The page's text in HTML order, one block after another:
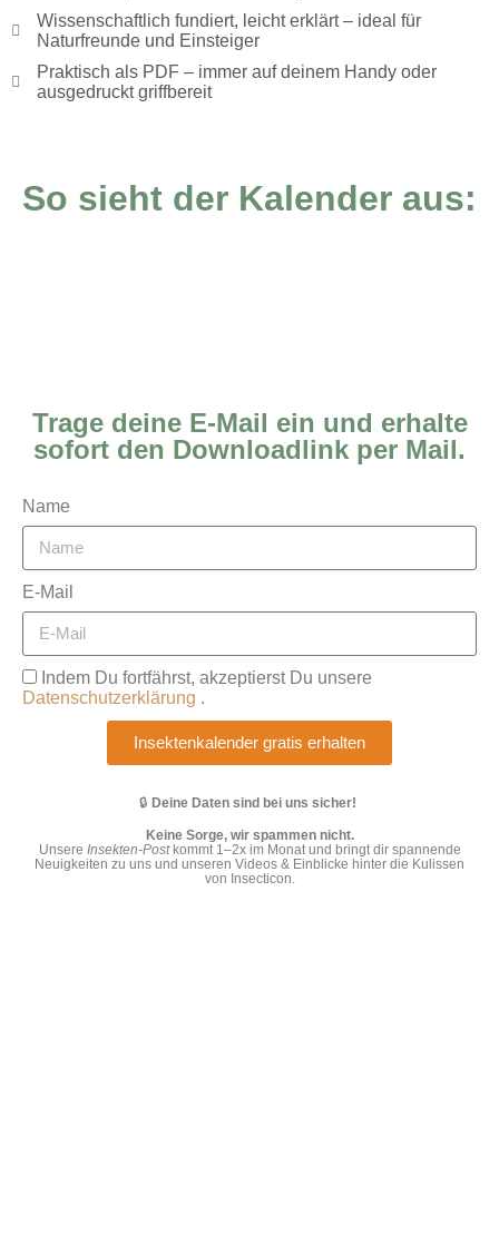
Wissenschaftlich fundiert, leicht erklärt – ideal für
Naturfreunde und Einsteiger
Praktisch als PDF – immer auf deinem Handy oder
ausgedruckt griffbereit
So sieht der Kalender aus:
Trage deine E-Mail ein und erhalte
sofort den Downloadlink per Mail.
Name
E-Mail
Indem Du fortfährst, akzeptierst Du unsere
Datenschutzerklärung .
Insektenkalender gratis erhalten
🔒 Deine Daten sind bei uns sicher!
Keine Sorge, wir spammen nicht.
Unsere Insekten-Postkommt 1–2x im Monat und bringt dir spannende
Neuigkeiten zu uns und unseren Videos & Einblicke hinter die Kulissen
von Insecticon.